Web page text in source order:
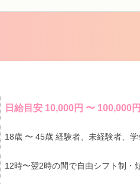
日給目安 10,000円 〜 100,000円